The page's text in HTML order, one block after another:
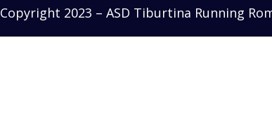
Copyright 2023 – ASD Tiburtina Running